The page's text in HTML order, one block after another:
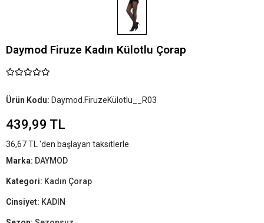
Daymod Firuze Kadın Külotlu Çorap
Ürün Kodu: Daymod.FiruzeKülotlu__R03
439,99 TL
36,67 TL 'den başlayan taksitlerle
Marka: DAYMOD
Kategori: Kadın Çorap
Cinsiyet: KADIN